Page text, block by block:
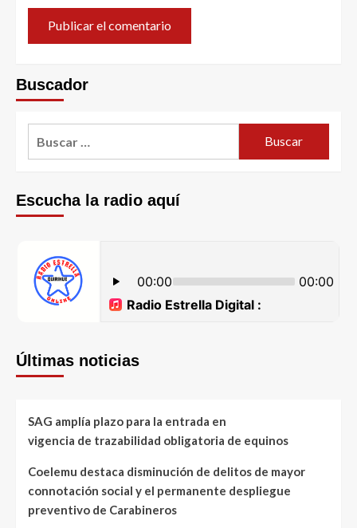
Buscador
Escucha la radio aquí
Últimas noticias
SAG amplía plazo para la entrada en
vigencia de trazabilidad obligatoria de equinos
Coelemu destaca disminución de delitos de mayor
connotación social y el permanente despliegue
preventivo de Carabineros